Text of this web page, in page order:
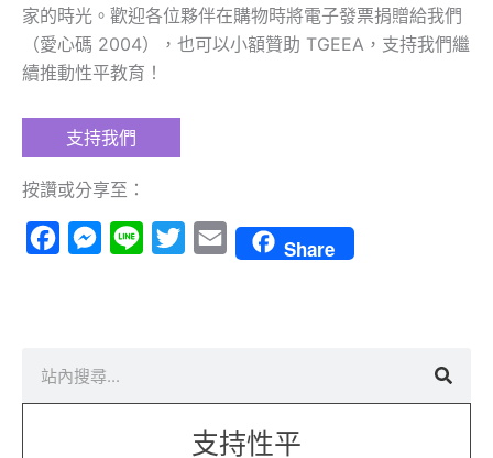
家的時光。歡迎各位夥伴在購物時將電子發票捐贈給我們
（愛心碼 2004），也可以小額贊助 TGEEA，支持我們繼
續推動性平教育！
支持我們
按讚或分享至：
FacebookMessenger
Line TwitterEmail Share
支持性平